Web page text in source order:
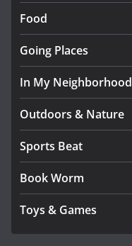
Food
Going Places
In My Neighborhood
Outdoors & Nature
Sports Beat
Book Worm
Toys & Games